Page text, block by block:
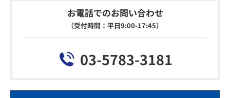
お電話でのお問い合わせ
（受付時間：平日9:00-17:45）
03-5783-3181